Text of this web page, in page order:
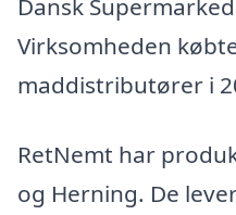
Dansk
Virksomheden
maddistributører i
RetNemt har
og Herning. De